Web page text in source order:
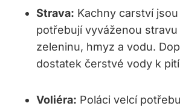
Strava: Kachny carství
potřebují vyváženou​
zeleninu, hmyz a vodu.
dostatek čerstvé vody k
Voliéra: Poláci velcí⁢